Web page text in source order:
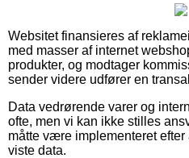
Websitet finansieres af
med masser af internet
produkter, og modtager
sender videre udfører en
Data vedrørende varer og
ofte, men vi kan ikke stilles
måtte være implementeret
viste data.